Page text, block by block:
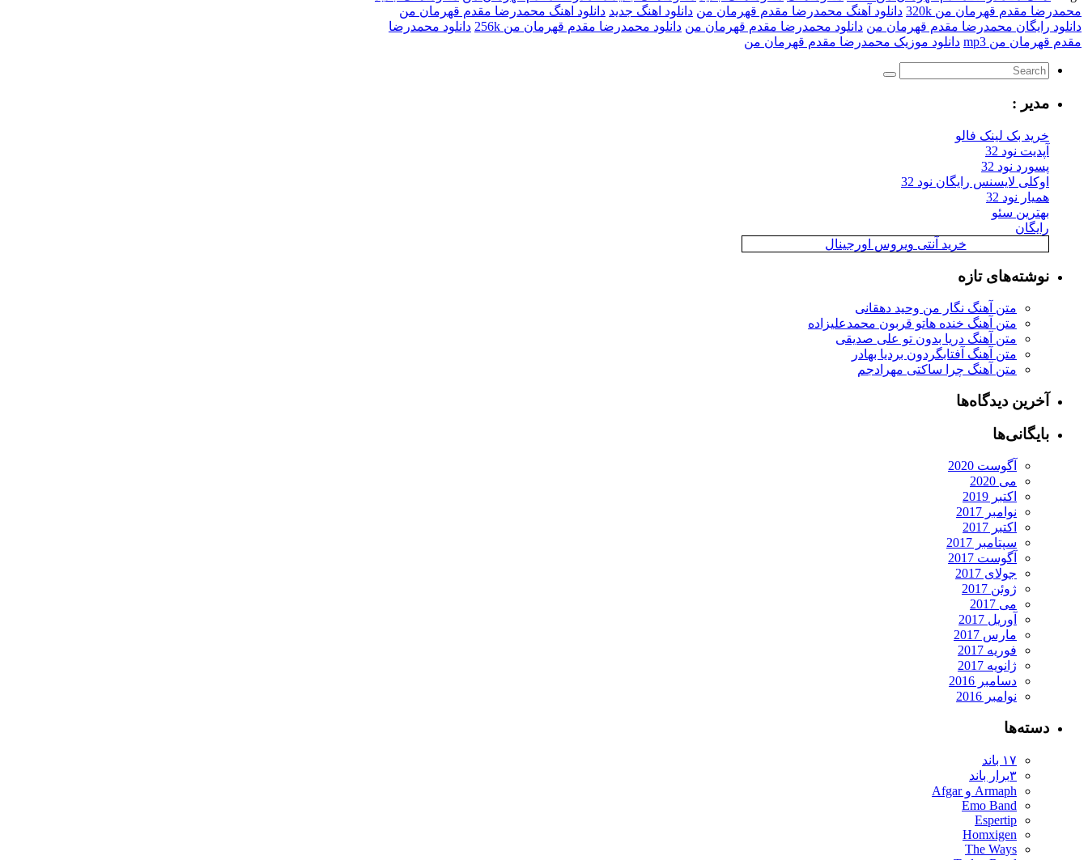
محمدرضا مقدم قهرمان من 320k
دانلود آهنگ محمدرضا مقدم قهرمان من دانلود اهنگ جدید دانلود اهنگ محمدرضا مقدم قهرمان من
دانلود رایگان محمدرضا مقدم قهرمان من دانلود محمدرضا مقدم قهرمان من دانلود محمدرضا مقدم قهرمان من 256k
دانلود محمدرضا
مقدم قهرمان من mp3
دانلود موزیک محمدرضا مقدم قهرمان من
مدیر :
خرید بک لینک فالو
آپدیت نود 32
پسورد نود 32
اوکلی لایسنس رایگان نود 32
همیار نود 32
بهترین سئو
رایگان
خرید آنتی ویروس اورجینال
نوشته‌های تازه
متن آهنگ نگار من وحید دهقانی
متن آهنگ خنده هاتو قربون محمدعلیزاده
متن آهنگ دریا بدون تو علی صدیقی
متن آهنگ آفتابگردون بردیا بهادر
متن آهنگ چرا ساکتی مهرادجم
آخرین دیدگاه‌ها
بایگانی‌ها
آگوست 2020
می 2020
اکتبر 2019
نوامبر 2017
اکتبر 2017
سپتامبر 2017
آگوست 2017
جولای 2017
ژوئن 2017
می 2017
آوریل 2017
مارس 2017
فوریه 2017
ژانویه 2017
دسامبر 2016
نوامبر 2016
دسته‌ها
۱۷ باند
۳برار باند
Armaph و Afgar
Emo Band
Espertip
Homxigen
The Ways